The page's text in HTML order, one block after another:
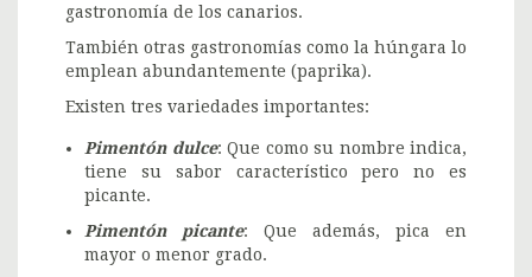
gastronomía de los canarios.
También otras gastronomías como la húngara lo
emplean abundantemente (paprika).
Existen tres variedades importantes:
Pimentón dulce: Que como su nombre indica,
tiene su sabor característico pero no es
picante.
Pimentón picante: Que además, pica en
mayor o menor grado.